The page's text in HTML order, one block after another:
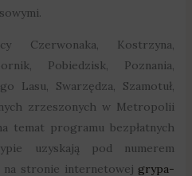
Czerwonaka, Kostrzyna,
Pobiedzisk, Poznania,
Lasu, Swarzędza, Szamotuł,
zrzeszonych w Metropolii
temat programu bezpłatnych
uzyskają pod numerem
na stronie internetowej grypa-